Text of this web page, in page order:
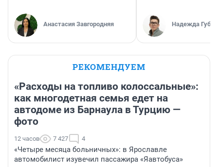
Анастасия Завгородняя Надежда
РЕКОМЕНДУЕМ
«Расходы на топливо колоссальные»:
как многодетная семья едет на
автодоме из Барнаула в Турцию —
фото
12 часов 7 427 4
«Четыре месяца больничных»: в Ярославле
автомобилист изувечил пассажира «Яавтобуса»